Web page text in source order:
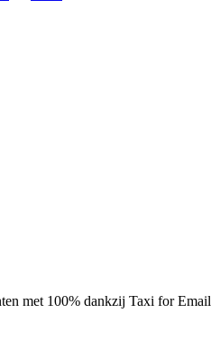
met 100% dankzij Taxi for Email